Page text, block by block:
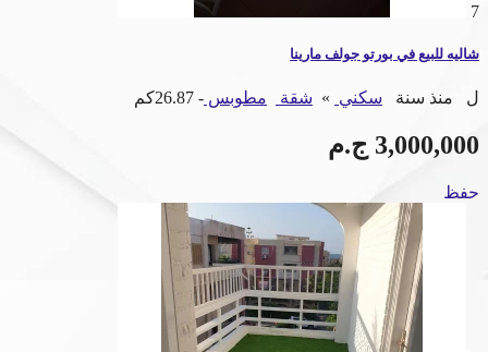
7
شاليه للبيع في بورتو جولف مارينا
ل منذ سنة سكني » شقة مطوبس - 26.87كم
3,000,000 ج.م
حفظ